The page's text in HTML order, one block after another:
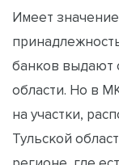
Имеет
банков выдают
области. Но в
на участки,
Тульской